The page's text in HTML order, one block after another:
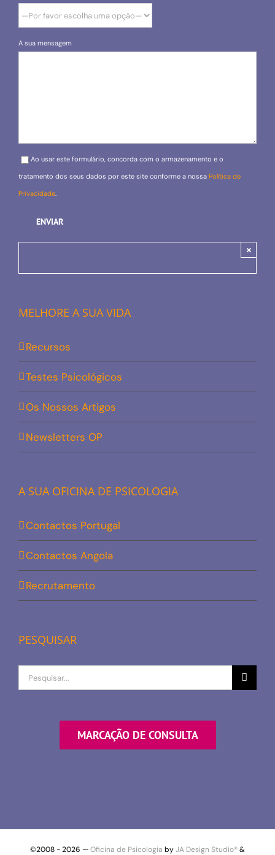
A sua mensagem
Please leave this field empty.
Ao usar este formulário, concorda com o armazenamento e o
tratamento dos seus dados por este site conforme a nossa Política de
Privacidade.
×
MELHORE A SUA VIDA
Recursos
Testes Psicológicos
Os Nossos Artigos
Newsletters OP
A SUA OFICINA DE PSICOLOGIA
Contactos Portugal
Contactos Angola
Recrutamento
PESQUISAR
Procurar
por
MARCAÇÃO DE CONSULTA
©2008 -2026 —Oficina de Psicologia byJA Design Studio®&